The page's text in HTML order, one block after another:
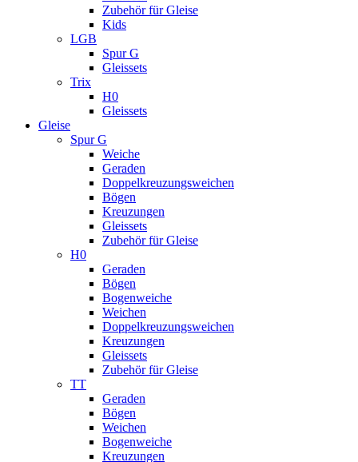
Zubehör für Gleise
Kids
LGB
Spur G
Gleissets
Trix
H0
Gleissets
Gleise
Spur G
Weiche
Geraden
Doppelkreuzungsweichen
Bögen
Kreuzungen
Gleissets
Zubehör für Gleise
H0
Geraden
Bögen
Bogenweiche
Weichen
Doppelkreuzungsweichen
Kreuzungen
Gleissets
Zubehör für Gleise
TT
Geraden
Bögen
Weichen
Bogenweiche
Kreuzungen